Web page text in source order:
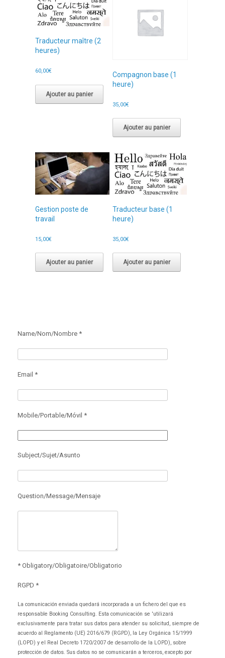
Traducteur maître (2
heures)
60,00€
Ajouter au panier
Compagnon base (1
heure)
35,00€
Ajouter au panier
Gestion poste de
travail
15,00€
Ajouter au panier
Traducteur base (1
heure)
35,00€
Ajouter au panier
Name/Nom/Nombre *
Email *
Mobile/Portable/Móvil *
Subject/Sujet/Asunto
Question/Message/Mensaje
* Obligatory/Obligatoire/Obligatorio
RGPD *
La comunicación enviada quedará incorporada a un fichero del que es
responsable Booking Consulting. Esta comunicación se 'utilizará
exclusivamente para tratar sus datos para atender su solicitud, siempre de
acuerdo al Reglamento (UE) 2016/679 (RGPD), la Ley Orgánica 15/1999
(LOPD) y el Real Decreto 1720/2007 de desarrollo de la LOPD), sobre
protección de datos. Sus datos no se comunicarán a terceros, excepto por